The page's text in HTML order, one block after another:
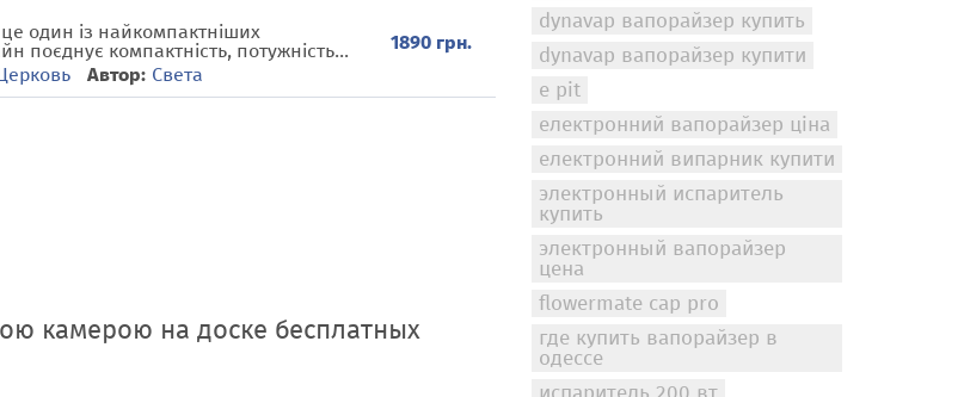
один із найкомпактніших
поєднує компактність, потужність...
Автор: Света
1890 грн.
камерою на доске бесплатных
dynavap вапорайзер купить
dynavap вапорайзер купити
e pit
електронний вапорайзер ціна
електронний випарник купити
электронный испаритель
купить
электронный вапорайзер
цена
flowermate cap pro
где купить вапорайзер в
одессе